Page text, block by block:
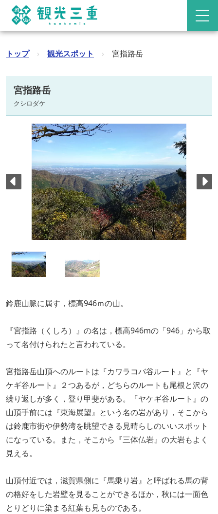
トップ › 観光スポット › 宮指路岳
宮指路岳
クシロダケ
鈴鹿山脈に属す，標高946ｍの山。
『宮指路（くしろ）』の名は，標高946mの「946」から取
って名付けられたと言われている。
宮指路岳山頂へのルートは『カワラコバ谷ルート』と『ヤ
ケギ谷ルート』２つあるが，どちらのルートも尾根と沢の
繰り返しが多く，登り甲斐がある。『ヤケギ谷ルート』の
山頂手前には『東海展望』という名の岩があり，そこから
は鈴鹿市街や伊勢湾を眺望できる見晴らしのいいスポット
になっている。また，そこから『三体仏岩』の大岩もよく
見える。
山頂付近では，滋賀県側に『馬乗り岩』と呼ばれる馬の背
の格好をした岩壁を見ることができるほか，秋には一面色
とりどりに染まる紅葉も見ものである。